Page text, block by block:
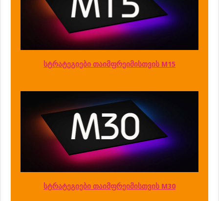
სტრატეგიები თაიმფრეიმისთვის M15
სტრატეგიები თაიმფრეიმისთვის M30